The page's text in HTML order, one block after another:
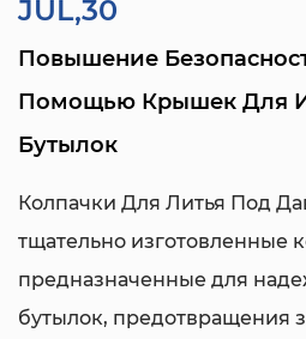
JUL,30
Повышение
Помощью Крышек Для
Бутылок
Колпачки Для Литья Под
тщательно изготовленные
предназначенные для
бутылок, предотвращения